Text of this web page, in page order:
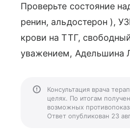
Проверьте состояние
ренин, альдостерон ),
крови на ТТГ,
уважением, Адельшина
Консультация врача
целях. По итогам
возможных
Ответ опубликован 23